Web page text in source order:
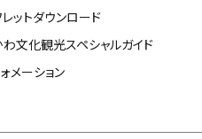
ットダウンロード
わ文化観光スペシャルガイド
メーション